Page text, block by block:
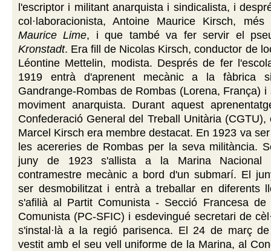
l'escriptor i militant anarquista i sindicalista, i
col·laboracionista, Antoine Maurice Kirsch,
Maurice Lime, i que també va fer servir el
Kronstadt. Era fill de Nicolas Kirsch, conductor de
Léontine Mettelin, modista. Després de fer
1919 entrà d'aprenent mecànic a la fàbrica
Gandrange-Rombas de Rombas (Lorena, França) i
moviment anarquista. Durant aquest
Confederació General del Treball Unitària (CGTU),
Marcel Kirsch era membre destacat. En 1923 va
les acereries de Rombas per la seva militància.
juny de 1923 s'allista a la Marina Nacional
contramestre mecànic a bord d'un submarí. El
ser desmobilitzat i entrà a treballar en diferents
s'afilià al Partit Comunista - Secció Francesa de
Comunista (PC-SFIC) i esdevingué secretari de
s'instal·là a la regió parisenca. El 24 de març
vestit amb el seu vell uniforme de la Marina, al